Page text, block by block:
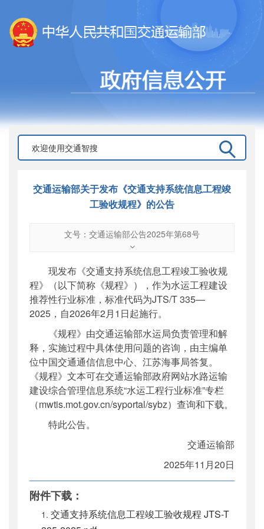
交通运输部关于发布《交通支持系统信息工程竣
工验收规程》的公告
文号：交通运输部公告2025年第68号
交通运输部公告2025年第68号
公开日期 ：2025年12月17日
主题词：
信息工程;竣工验收
机构分类：水运局
公文类型：部公告通告
现发布《交通支持系统信息工程竣工验收规
程》（以下简称《规程》），作为水运工程建设
推荐性行业标准，标准代码为JTS/T 335—
2025，自2026年2月1日起施行。
《规程》由交通运输部水运局负责管理和解
释，实施过程中具体使用问题的咨询，由主编单
位中国交通通信信息中心、江苏海事局答复。
《规程》文本可在交通运输部政府网站水路运输
建设综合管理信息系统“水运工程行业标准”专栏
（mwtis.mot.gov.cn/syportal/sybz）查询和下载。
特此公告。
交通运输部
2025年11月20日
附件下载：
交通支持系统信息工程竣工验收规程 JTS-T